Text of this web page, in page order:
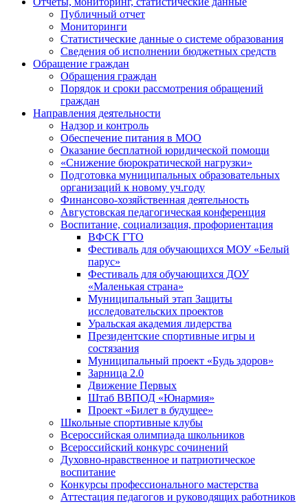
Публичный отчет
Мониторинги
Статистические данные о системе образования
Сведения об исполнении бюджетных средств
Обращение граждан
Обращения граждан
Порядок и сроки рассмотрения обращений
граждан
Направления деятельности
Надзор и контроль
Обеспечение питания в МОО
Оказание бесплатной юридической помощи
«Снижение бюрократической нагрузки»
Подготовка муниципальных образовательных
организаций к новому уч.году
Финансово-хозяйственная деятельность
Августовская педагогическая конференция
Воспитание, социализация, профориентация
ВФСК ГТО
Фестиваль для обучающихся МОУ «Белый
парус»
Фестиваль для обучающихся ДОУ
«Маленькая страна»
Муниципальный этап Защиты
исследовательских проектов
Уральская академия лидерства
Президентские спортивные игры и
состязания
Муниципальный проект «Будь здоров»
Зарница 2.0
Движение Первых
Штаб ВВПОД «Юнармия»
Проект «Билет в будущее»
Школьные спортивные клубы
Всероссийская олимпиада школьников
Всероссийский конкурс сочинений
Духовно-нравственное и патриотическое
воспитание
Конкурсы профессионального мастерства
Аттестация педагогов и руководящих работников